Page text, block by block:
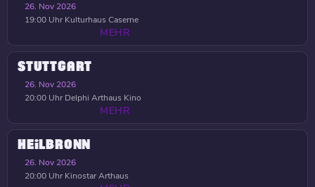
26. Nov 2026
19:00 Uhr Kulturhaus Caserne
MEHR
STUTTGART
26. Nov 2026
20:00 Uhr Delphi Arthaus Kino
MEHR
HEILBRONN
26. Nov 2026
20:00 Uhr Kinostar Arthaus